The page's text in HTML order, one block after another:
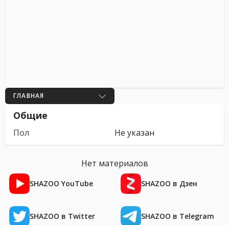
ГЛАВНАЯ
Общие
Пол Не указан
Нет материалов
SHAZOO YouTube SHAZOO в Дзен
SHAZOO в Twitter SHAZOO в Telegram